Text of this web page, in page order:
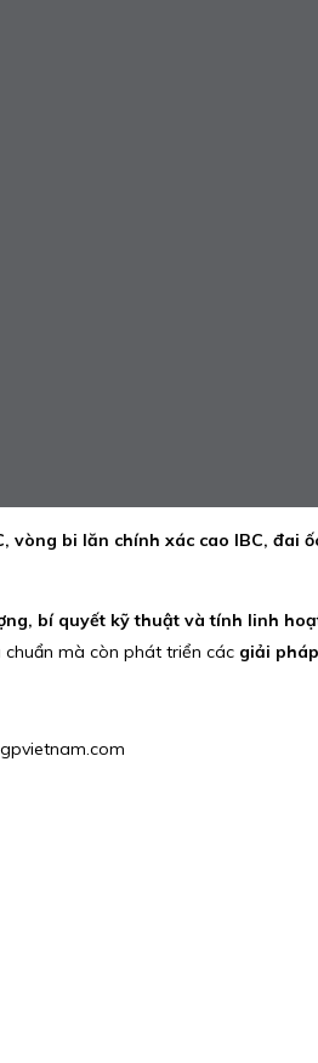
vòng bi lăn chính xác cao IBC, đai
bí quyết kỹ thuật và tính linh
mà còn phát triển các giải